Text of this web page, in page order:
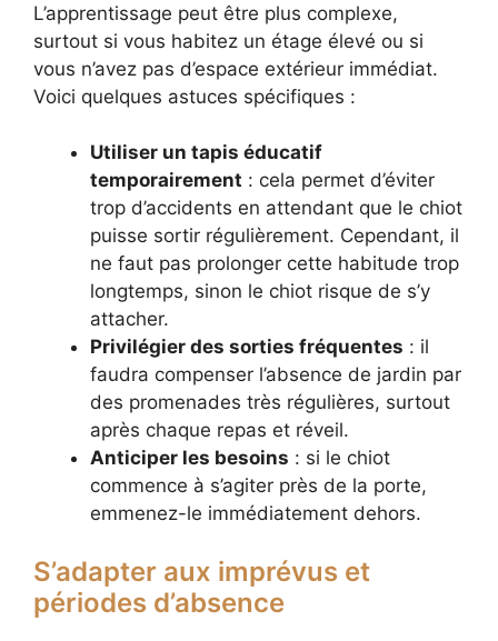
L’apprentissage peut être plus complexe,
surtout si vous habitez un étage élevé ou si
vous n’avez pas d’espace extérieur immédiat.
Voici quelques astuces spécifiques :
Utiliser un tapis éducatif
temporairement : cela permet d’éviter
trop d’accidents en attendant que le chiot
puisse sortir régulièrement. Cependant, il
ne faut pas prolonger cette habitude trop
longtemps, sinon le chiot risque de s’y
attacher.
Privilégier des sorties fréquentes : il
faudra compenser l’absence de jardin par
des promenades très régulières, surtout
après chaque repas et réveil.
Anticiper les besoins : si le chiot
commence à s’agiter près de la porte,
emmenez-le immédiatement dehors.
S’adapter aux imprévus et
périodes d’absence